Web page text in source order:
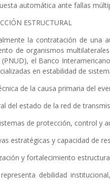
automática ante fallas
ESTRUCTURAL
la contratación de una
de organismos
el Banco
en estabilidad de
de la causa primaria del
del estado de la red de
de protección, control y
estratégicas y capacidad de
y fortalecimiento
debilidad